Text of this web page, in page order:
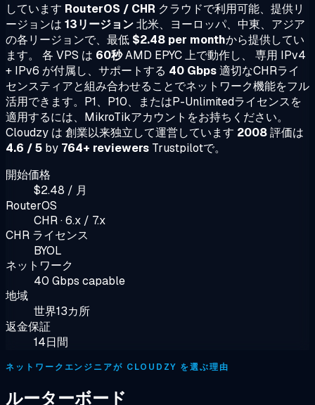
しています RouterOS / CHR クラウドで利用可能、提供リ
ージョンは 13リージョン北米、ヨーロッパ、中東、アジア
の各リージョンで、最低 $2.48 per monthから提供してい
ます。 各 VPS は 60秒AMD EPYC 上で動作し、 専用 IPv4
+ IPv6 が付属し、サポートする 40 Gbps適切なCHRライ
センスティアと組み合わせることでネットワーク機能をフル
活用できます。P1、P10、またはP-Unlimitedライセンスを
適用するには、MikroTikアカウントをお持ちください。
Cloudzy は 創業以来独立して運営しています 2008評価は
4.6 / 5 by 764+ reviewers Trustpilotで。
開始価格
$2.48 / 月
RouterOS
CHR · 6.x / 7.x
CHR ライセンス
BYOL
ネットワーク
40 Gbps capable
地域
世界13カ所
返金保証
14日間
ネットワークエンジニアが CLOUDZY を選ぶ理由
ルーターボード